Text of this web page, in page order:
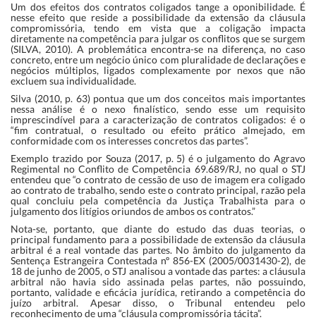
Um dos efeitos dos contratos coligados tange a oponibilidade. É
nesse efeito que reside a possibilidade da extensão da cláusula
compromissória, tendo em vista que a coligação impacta
diretamente na competência para julgar os conflitos que se surgem
(SILVA, 2010). A problemática encontra-se na diferença, no caso
concreto, entre um negócio único com pluralidade de declarações e
negócios múltiplos, ligados complexamente por nexos que não
excluem sua individualidade.
Silva (2010, p. 63) pontua que um dos conceitos mais importantes
nessa análise é o nexo finalístico, sendo esse um requisito
imprescindível para a caracterização de contratos coligados: é o
“fim contratual, o resultado ou efeito prático almejado, em
conformidade com os interesses concretos das partes”.
Exemplo trazido por Souza (2017, p. 5) é o julgamento do Agravo
Regimental no Conflito de Competência 69.689/RJ, no qual o STJ
entendeu que “o contrato de cessão de uso de imagem era coligado
ao contrato de trabalho, sendo este o contrato principal, razão pela
qual concluiu pela competência da Justiça Trabalhista para o
julgamento dos litígios oriundos de ambos os contratos.”
Nota-se, portanto, que diante do estudo das duas teorias, o
principal fundamento para a possibilidade de extensão da cláusula
arbitral é a real vontade das partes. No âmbito do julgamento da
Sentença Estrangeira Contestada nº 856-EX (2005/0031430-2), de
18 de junho de 2005, o STJ analisou a vontade das partes: a cláusula
arbitral não havia sido assinada pelas partes, não possuindo,
portanto, validade e eficácia jurídica, retirando a competência do
juízo arbitral. Apesar disso, o Tribunal entendeu pelo
reconhecimento de uma “cláusula compromissória tácita”.